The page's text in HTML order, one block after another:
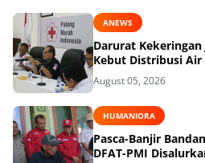
ANEWS
Darurat Kekeringan
Kebut Distribusi
August 05, 2026
HUMANIORA
Pasca-Banjir
DFAT-PMI